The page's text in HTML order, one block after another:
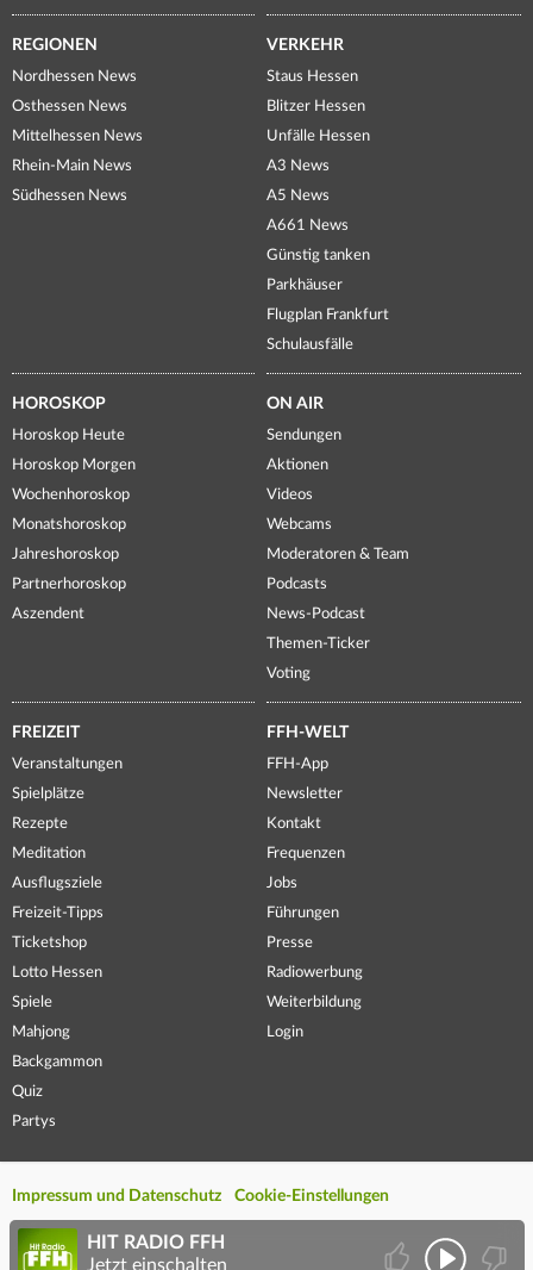
REGIONEN
Nordhessen News
Osthessen News
Mittelhessen News
Rhein-Main News
Südhessen News
VERKEHR
Staus Hessen
Blitzer Hessen
Unfälle Hessen
A3 News
A5 News
A661 News
Günstig tanken
Parkhäuser
Flugplan Frankfurt
Schulausfälle
HOROSKOP
Horoskop Heute
Horoskop Morgen
Wochenhoroskop
Monatshoroskop
Jahreshoroskop
Partnerhoroskop
Aszendent
ON AIR
Sendungen
Aktionen
Videos
Webcams
Moderatoren & Team
Podcasts
News-Podcast
Themen-Ticker
Voting
FREIZEIT
Veranstaltungen
Spielplätze
Rezepte
Meditation
Ausflugsziele
Freizeit-Tipps
Ticketshop
Lotto Hessen
Spiele
Mahjong
Backgammon
Quiz
Partys
FFH-WELT
FFH-App
Newsletter
Kontakt
Frequenzen
Jobs
Führungen
Presse
Radiowerbung
Weiterbildung
Login
Impressum und Datenschutz Cookie-Einstellungen
HIT RADIO FFH
Jetzt einschalten